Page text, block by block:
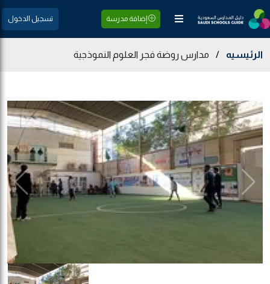
إضافة مدرسة تسجيل الدخول
الرئيسيه / مدارس روضة فجر العلوم النموذجية